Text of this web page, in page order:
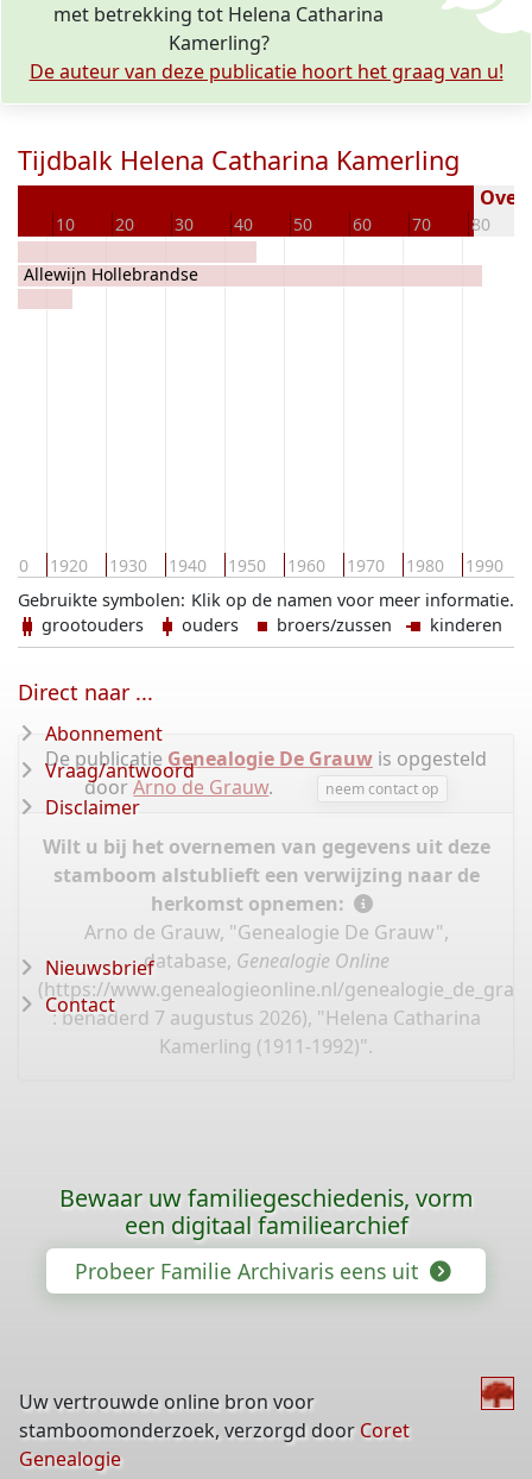
met betrekking tot Helena Catharina
Kamerling?
De auteur van deze publicatie hoort het graag van u!
Tijdbalk Helena Catharina Kamerling
10 20 30 40 50 60 70 80
1920 1930 1940 1950 1960 1970 1980 1990
Allewijn Hollebrandse
Klik op de namen voor meer informatie.
Gebruikte symbolen:
grootouders
ouders broers/zussen kinderen
De publicatie Genealogie De Grauw is opgesteld
doorArno de Grauw. neem contact op
Wilt u bij het overnemen van gegevens uit deze
stamboom alstublieft een verwijzing naar de
herkomst opnemen:
Arno de Grauw, "Genealogie De Grauw",
database, Genealogie Online
(https://www.genealogieonline.nl/
: benaderd 7 augustus 2026), "Helena Catharina
Kamerling (1911-1992)".
Direct naar ...
Abonnement
Vraag/antwoord
Disclaimer
Nieuwsbrief
Contact
Bewaar uw familiegeschiedenis, vorm
een digitaal familiearchief
Probeer Familie Archivaris eens uit
Uw vertrouwde online bron voor
stamboomonderzoek, verzorgd door Coret
Genealogie